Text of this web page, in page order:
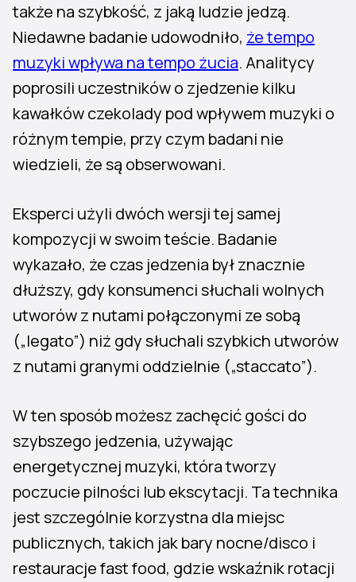
także na szybkość, z jaką ludzie jedzą.
Niedawne badanie udowodniło, że tempo
muzyki wpływa na tempo żucia. Analitycy
poprosili uczestników o zjedzenie kilku
kawałków czekolady pod wpływem muzyki o
różnym tempie, przy czym badani nie
wiedzieli, że są obserwowani.
Eksperci użyli dwóch wersji tej samej
kompozycji w swoim teście. Badanie
wykazało, że czas jedzenia był znacznie
dłuższy, gdy konsumenci słuchali wolnych
utworów z nutami połączonymi ze sobą
(„legato”) niż gdy słuchali szybkich utworów
z nutami granymi oddzielnie („staccato”).
W ten sposób możesz zachęcić gości do
szybszego jedzenia, używając
energetycznej muzyki, która tworzy
poczucie pilności lub ekscytacji. Ta technika
jest szczególnie korzystna dla miejsc
publicznych, takich jak bary nocne/disco i
restauracje fast food, gdzie wskaźnik rotacji